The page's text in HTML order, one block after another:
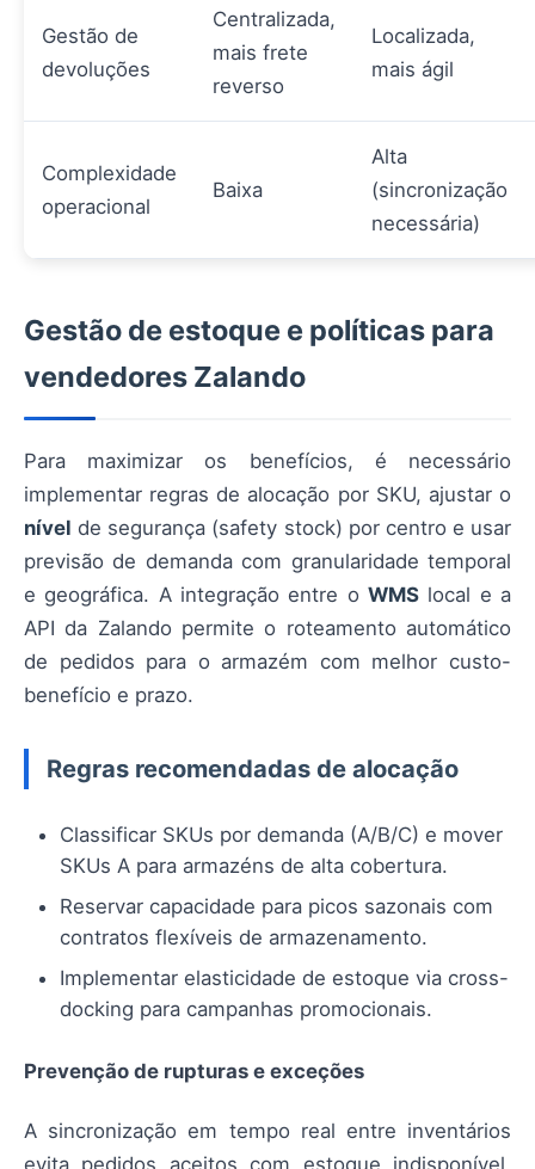
Gestão de
devoluções
Centralizada,
mais frete
reverso
Localizada,
mais ágil
Complexidade
operacional
Baixa
Alta
(sincronização
necessária)
Gestão de estoque e políticas para
vendedores Zalando
Para maximizar os benefícios, é necessário
implementar regras de alocação por SKU, ajustar o
nível de segurança (safety stock) por centro e usar
previsão de demanda com granularidade temporal
e geográfica. A integração entre o WMS local e a
API da Zalando permite o roteamento automático
de pedidos para o armazém com melhor custo-
benefício e prazo.
Regras recomendadas de alocação
Classificar SKUs por demanda (A/B/C) e mover
SKUs A para armazéns de alta cobertura.
Reservar capacidade para picos sazonais com
contratos flexíveis de armazenamento.
Implementar elasticidade de estoque via cross-
docking para campanhas promocionais.
Prevenção de rupturas e exceções
A sincronização em tempo real entre inventários
evita pedidos aceitos com estoque indisponível.